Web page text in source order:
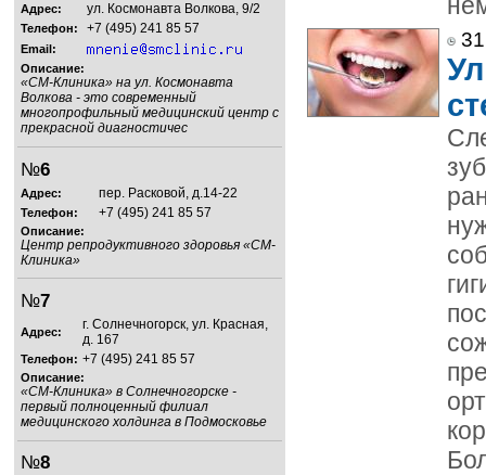
Адрес: ул. Космонавта Волкова, 9/2
Телефон: +7 (495) 241 85 57
Email:
Описание:
«СМ-Клиника» на ул. Космонавта
Волкова - это современный
многопрофильный медицинский центр с
прекрасной диагностичес
№6
Адрес: пер. Расковой, д.14-22
Телефон: +7 (495) 241 85 57
Описание:
Центр репродуктивного здоровья «СМ-
Клиника»
№7
Адрес:
г. Солнечногорск, ул. Красная,
д. 167
Телефон: +7 (495) 241 85 57
Описание:
«СМ-Клиника» в Солнечногорске -
первый полноценный филиал
медицинского холдинга в Подмосковье
№8